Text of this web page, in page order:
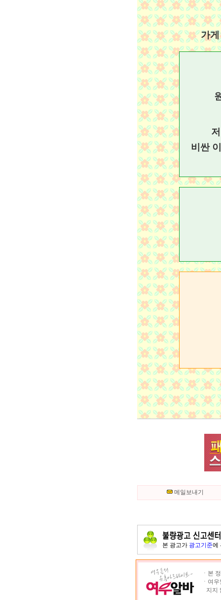
가
비싼
메일보내기
본 광고가 광고기준에
ㆍ본
ㆍ여
지지